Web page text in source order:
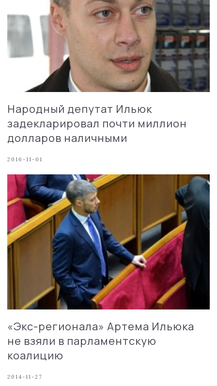
Народный депутат Ильюк
задекларировал почти миллион
долларов наличными
2016-11-01
«Экс-регионала» Артема Ильюка
не взяли в парламентскую
коалицию
2014-11-27